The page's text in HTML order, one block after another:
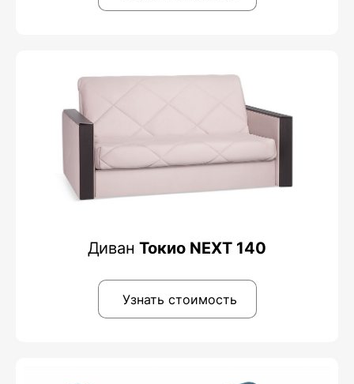
ДиванТокио NEXT 140
Узнать стоимость